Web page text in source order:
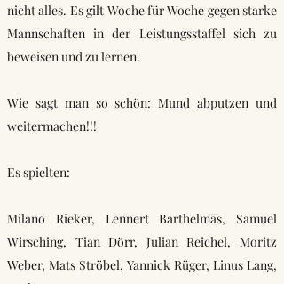
nicht alles. Es gilt Woche für Woche gegen starke
Mannschaften in der Leistungsstaffel sich zu
beweisen und zu lernen.
Wie sagt man so schön: Mund abputzen und
weitermachen!!!
Es spielten:
Milano Rieker, Lennert Barthelmäs, Samuel
Wirsching, Tian Dörr, Julian Reichel, Moritz
Weber, Mats Ströbel, Yannick Rüger, Linus Lang,